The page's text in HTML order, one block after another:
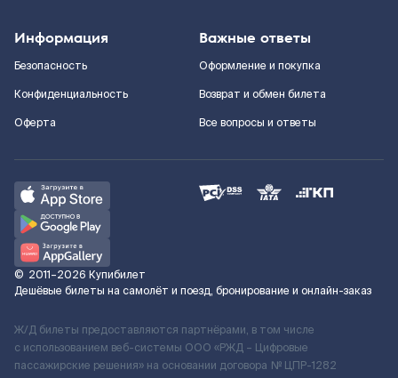
Информация
Безопасность
Конфиденциальность
Оферта
Важные ответы
Оформление и покупка
Возврат и обмен билета
Все вопросы и ответы
© 2011–2026 Купибилет
Дешёвые билеты на самолёт и поезд, бронирование и онлайн-заказ
Ж/Д билеты предоставляются партнёрами, в том числе
с использованием веб-системы ООО «РЖД – Цифровые
пассажирские решения» на основании договора № ЦПР-1282